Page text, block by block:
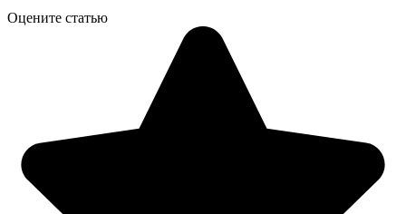
Оцените статью